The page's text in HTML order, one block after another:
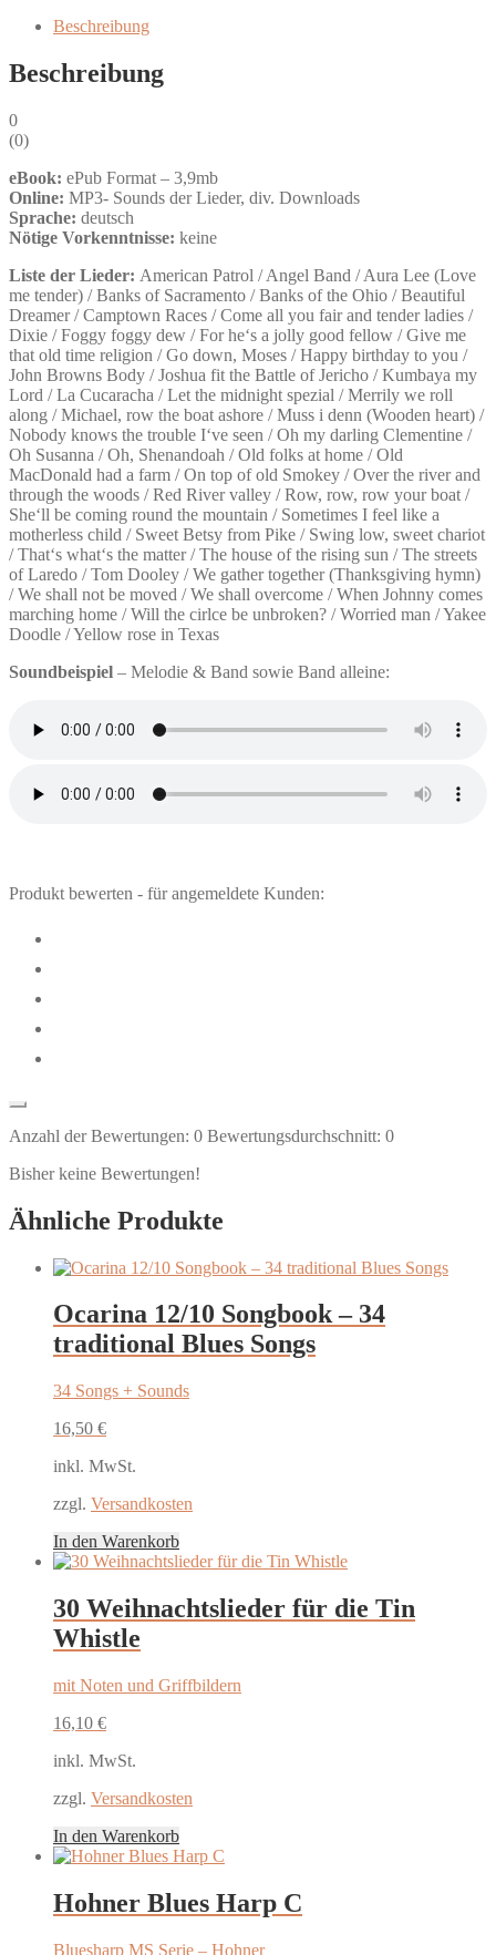
eBookBeschreibung
Beschreibung
0
(0)
eBook: ePub Format – 3,9mb
Online: MP3- Sounds der Lieder, div. Downloads
Sprache: deutsch
Nötige Vorkenntnisse: keine
Liste der Lieder: American Patrol / Angel Band / Aura Lee (Love
me tender) / Banks of Sacramento / Banks of the Ohio / Beautiful
Dreamer / Camptown Races / Come all you fair and tender ladies /
Dixie / Foggy foggy dew / For he‘s a jolly good fellow / Give me
that old time religion / Go down, Moses / Happy birthday to you /
John Browns Body / Joshua fit the Battle of Jericho / Kumbaya my
Lord / La Cucaracha / Let the midnight spezial / Merrily we roll
along / Michael, row the boat ashore / Muss i denn (Wooden heart) /
Nobody knows the trouble I‘ve seen / Oh my darling Clementine /
Oh Susanna / Oh, Shenandoah / Old folks at home / Old
MacDonald had a farm / On top of old Smokey / Over the river and
through the woods / Red River valley / Row, row, row your boat /
She‘ll be coming round the mountain / Sometimes I feel like a
motherless child / Sweet Betsy from Pike / Swing low, sweet chariot
/ That‘s what‘s the matter / The house of the rising sun / The streets
of Laredo / Tom Dooley / We gather together (Thanksgiving hymn)
/ We shall not be moved / We shall overcome / When Johnny comes
marching home / Will the cirlce be unbroken? / Worried man / Yakee
Doodle / Yellow rose in Texas
Soundbeispiel – Melodie & Band sowie Band alleine:
Produkt bewerten - für angemeldete Kunden:
Anzahl der Bewertungen: 0 Bewertungsdurchschnitt: 0
Bisher keine Bewertungen!
Ähnliche Produkte
Ocarina 12/10 Songbook – 34
traditional Blues Songs
34 Songs + Sounds
16,50 €
inkl. MwSt.
zzgl. Versandkosten
In den Warenkorb
30 Weihnachtslieder für die Tin
Whistle
mit Noten und Griffbildern
16,10 €
inkl. MwSt.
zzgl. Versandkosten
In den Warenkorb
Hohner Blues Harp C
Bluesharp MS Serie – Hohner